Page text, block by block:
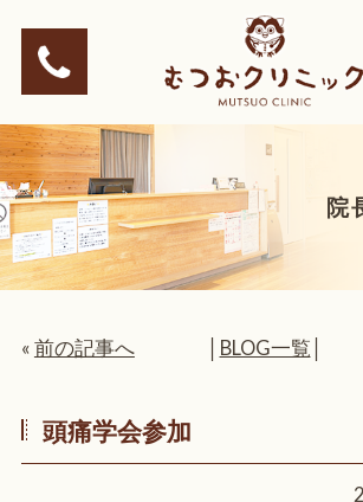
院
« 前の記事へ BLOG一覧
頭痛学会参加